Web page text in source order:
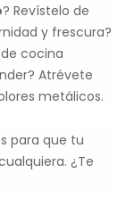
? Revístelo de
y frescura?
cocina
Atrévete
metálicos.
para que tu
¿Te